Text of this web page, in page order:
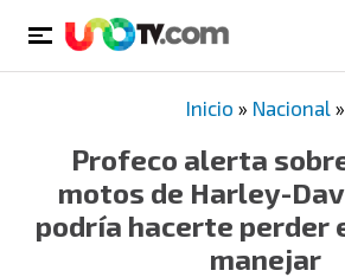
Inicio » Nacional »
Profeco alerta
motos de Harley-
podría hacerte perder
manejar